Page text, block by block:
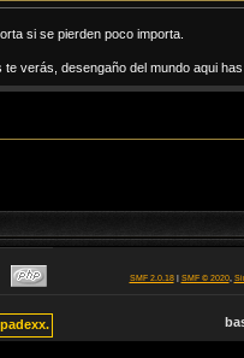
si se pierden poco importa.
verás, desengaño del mundo aqui
SMF 2.0.18| SMF © 2020,